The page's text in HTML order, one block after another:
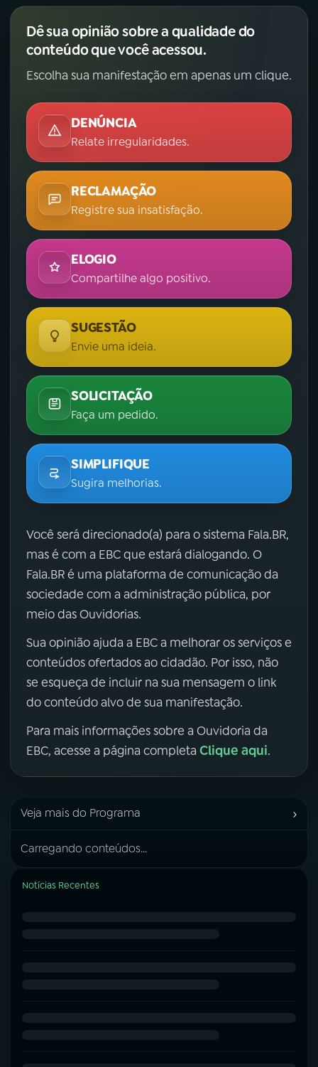
Dê sua opinião sobre a qualidade do
conteúdo que você acessou.
Escolha sua manifestação em apenas um clique.
DENÚNCIA
Relate irregularidades.
RECLAMAÇÃO
Registre sua insatisfação.
ELOGIO
Compartilhe algo positivo.
SUGESTÃO
Envie uma ideia.
SOLICITAÇÃO
Faça um pedido.
SIMPLIFIQUE
Sugira melhorias.
Você será direcionado(a) para o sistema Fala.BR,
mas é com a EBC que estará dialogando. O
Fala.BR é uma plataforma de comunicação da
sociedade com a administração pública, por
meio das Ouvidorias.
Sua opinião ajuda a EBC a melhorar os serviços e
conteúdos ofertados ao cidadão. Por isso, não
se esqueça de incluir na sua mensagem o link
do conteúdo alvo de sua manifestação.
Para mais informações sobre a Ouvidoria da
EBC, acesse a página completa Clique aqui.
Veja mais do Programa ›
Carregando conteúdos...
Notícias Recentes